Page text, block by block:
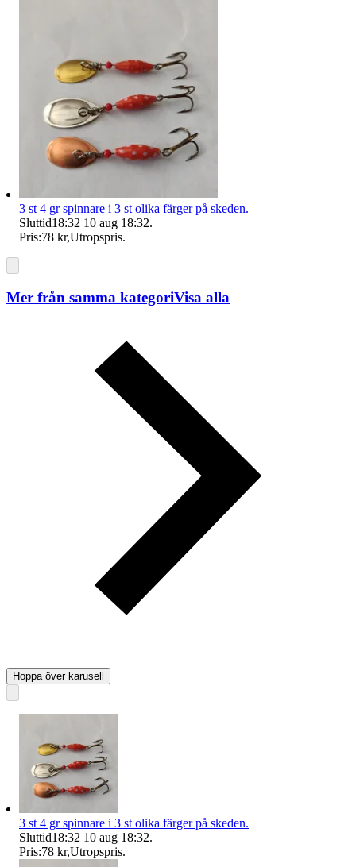
3 st 4 gr spinnare i 3 st olika färger på skeden.
Sluttid18:32 10 aug 18:32.
Pris:78 kr,Utropspris.
Mer från samma kategoriVisa alla
Hoppa över karusell
3 st 4 gr spinnare i 3 st olika färger på skeden.
Sluttid18:32 10 aug 18:32.
Pris:78 kr,Utropspris.